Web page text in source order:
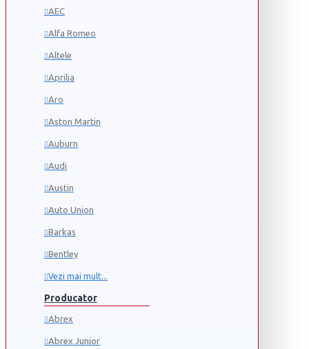
AEC
Alfa Romeo
Altele
Aprilia
Aro
Aston Martin
Auburn
Audi
Austin
Auto Union
Barkas
Bentley
Vezi mai mult...
Producator
Abrex
Abrex Junior